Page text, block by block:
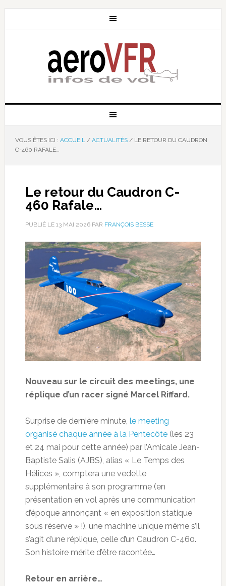
VOUS ÊTES ICI : ACCUEIL / ACTUALITÉS /LE RETOUR DU CAUDRON
C-460 RAFALE…
Le retour du Caudron C-
460 Rafale…
PUBLIÉ LE 13 MAI 2026PAR FRANÇOIS BESSE
Nouveau sur le circuit des meetings, une
réplique d’un racer signé Marcel Riffard.
Surprise de dernière minute, le meeting
organisé chaque année à la Pentecôte(les 23
et 24 mai pour cette année) par l’Amicale Jean-
Baptiste Salis (AJBS), alias « Le Temps des
Hélices », comptera une vedette
supplémentaire à son programme (en
présentation en vol après une communication
d’époque annonçant « en exposition statique
sous réserve » !), une machine unique même s’il
s’agit d’une réplique, celle d’un Caudron C-460.
Son histoire mérite d’être racontée…
Retour en arrière…